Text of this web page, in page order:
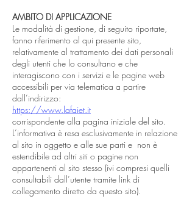
AMBITO DI APPLICAZIONE
Le modalità di gestione, di seguito riportate,
fanno riferimento al qui presente sito,
relativamente al trattamento dei dati personali
degli utenti che lo consultano e che
interagiscono con i servizi e le pagine web
accessibili per via telematica a partire
dall’indirizzo:
https://www.lafaiet.it
corrispondente alla pagina iniziale del sito.
L’informativa è resa esclusivamente in relazione
al sito in oggetto e alle sue parti e non è
estendibile ad altri siti o pagine non
appartenenti al sito stesso (ivi compresi quelli
consultabili dall’utente tramite link di
collegamento diretto da questo sito).